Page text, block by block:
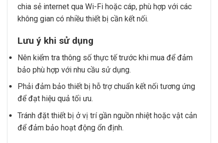
chia sẻ internet qua Wi-Fi hoặc cáp, phù hợp với các
không gian có nhiều thiết bị cần kết nối.
Lưu ý khi sử dụng
Nên kiểm tra thông số thực tế trước khi mua để đảm
bảo phù hợp với nhu cầu sử dụng.
Phải đảm bảo thiết bị hỗ trợ chuẩn kết nối tương ứng
để đạt hiệu quả tối ưu.
Tránh đặt thiết bị ở vị trí gần nguồn nhiệt hoặc vật cản
để đảm bảo hoạt động ổn định.